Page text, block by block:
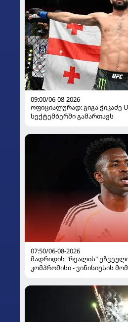
09:00/06-08-2026
ოფიციალურად: გიგა ჭიკაძე
სექტემბერში გამართავს
07:50/06-08-2026
მადრიდის "რეალის"
კომპრომისი - ვინისიუსის